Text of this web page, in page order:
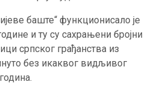
баште“ функционисало је
и ту су сахрањени бројни
српског грађанства из
без икаквог видљивог